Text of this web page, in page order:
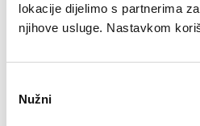
lokacije dijelimo s partnerima
njihove usluge. Nastavkom
pristanka
Nužni